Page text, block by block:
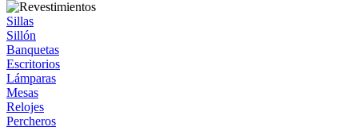
Sillas
Sillón
Banquetas
Escritorios
Lámparas
Mesas
Relojes
Percheros